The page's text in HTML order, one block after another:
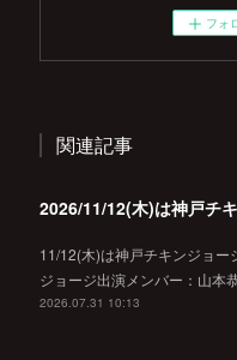
フォ
関連記事
2026/11/12(木)は神戸チ
11/12(木)は神戸チキンジョ
ジョージ出演メンバー：山本
2026.07.31 10:13